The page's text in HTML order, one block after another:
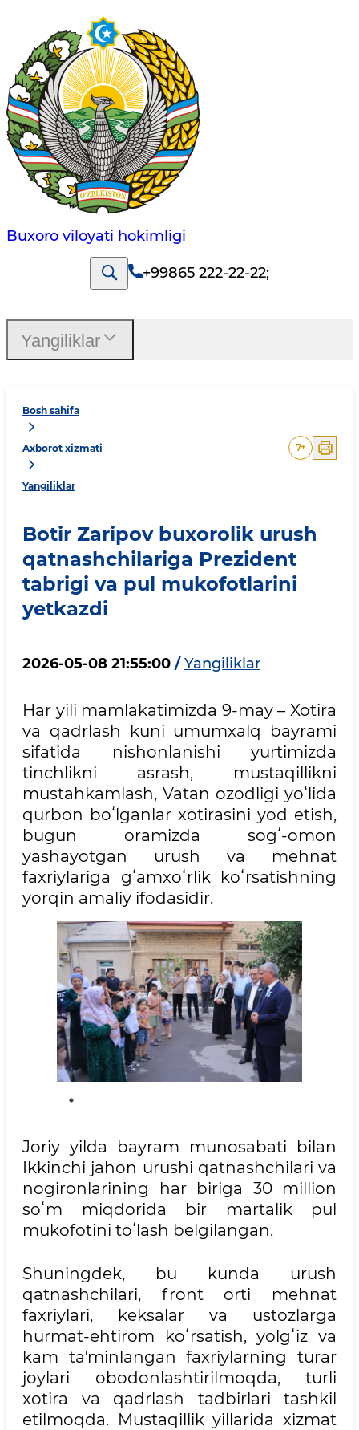
Buxoro viloyati hokimligi
+99865 222-22-22;
Bosh sahifa
Axborot xizmati
Yangiliklar
7+
Botir Zaripov buxorolik urush
qatnashchilariga Prezident
tabrigi va pul mukofotlarini
yetkazdi
2026-05-08 21:55:00 / Yangiliklar
Har yili mamlakatimizda 9-may – Xotira
va qadrlash kuni umumxalq bayrami
sifatida nishonlanishi yurtimizda
tinchlikni asrash, mustaqillikni
mustahkamlash, Vatan ozodligi yoʻlida
qurbon boʻlganlar xotirasini yod etish,
bugun oramizda sogʻ-omon
yashayotgan urush va mehnat
faxriylariga gʻamxoʻrlik koʻrsatishning
yorqin amaliy ifodasidir.
Joriy yilda bayram munosabati bilan
Ikkinchi jahon urushi qatnashchilari va
nogironlarining har biriga 30 million
soʻm miqdorida bir martalik pul
mukofotini toʻlash belgilangan.
Shuningdek, bu kunda urush
qatnashchilari, front orti mehnat
faxriylari, keksalar va ustozlarga
hurmat-ehtirom koʻrsatish, yolgʻiz va
kam taʼminlangan faxriylarning turar
joylari obodonlashtirilmoqda, turli
xotira va qadrlash tadbirlari tashkil
etilmoqda. Mustaqillik yillarida xizmat
Yangiliklar